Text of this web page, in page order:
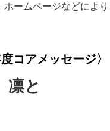
ームページなどにより
コアメッセージ〉
凛と